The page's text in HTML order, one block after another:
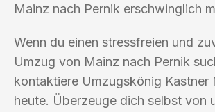
Mainz nach Pernik erschwinglich
Wenn du einen stressfreien und
Umzug von Mainz nach Pernik
kontaktiere Umzugskönig Kastner
heute. Überzeuge dich selbst von